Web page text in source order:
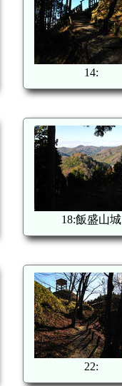
14:
18:飯盛山城
22: